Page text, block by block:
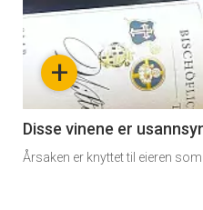
akkurat
nå
3
+
Disse vinene er
Årsaken er knyttet til eieren